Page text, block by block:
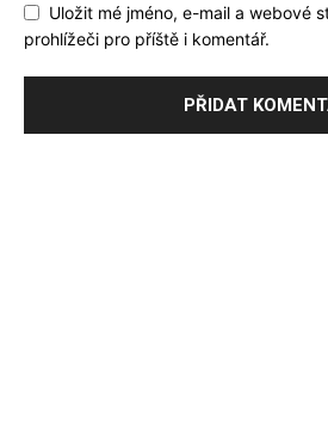
Uložit mé jméno, e-mail a webové
prohlížeči pro příště i komentář.